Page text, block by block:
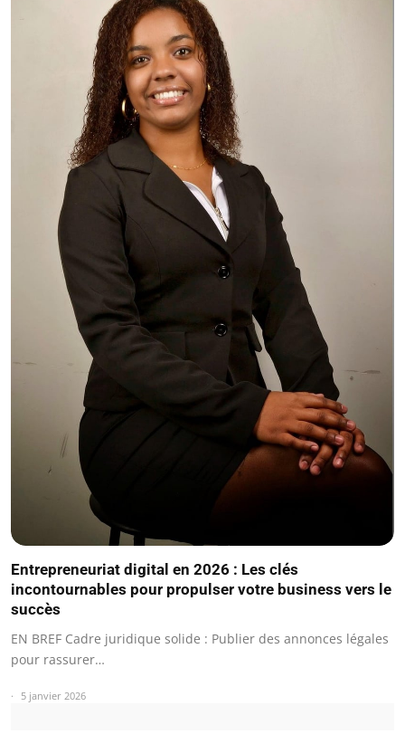
Entrepreneuriat digital en 2026 : Les clés
incontournables pour propulser votre business vers le
succès
EN BREF Cadre juridique solide : Publier des annonces légales
pour rassurer…
5 janvier 2026